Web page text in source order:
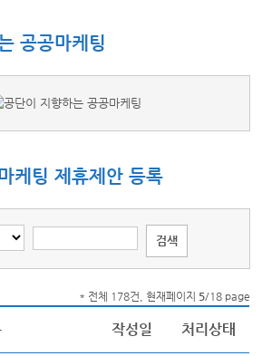
공공마케팅
케팅 제휴제안 등록
* 전체 178건, 현재페이지 5/18 page
작성일 처리상태